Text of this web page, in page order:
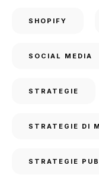
SHOPIFY
SOCIAL MEDIA
STRATEGIE
STRATEGIE DI
STRATEGIE